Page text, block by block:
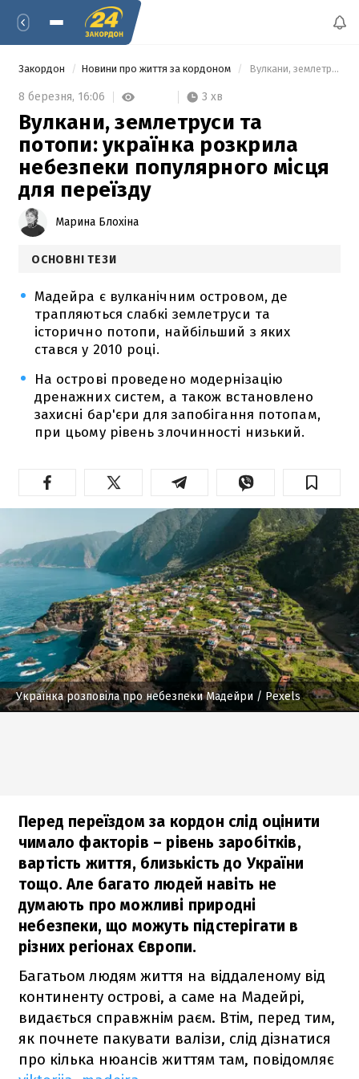
Закордон Новини про життя за кордоном Вулкани, землетруси та потопи: українка розкрила небезпеки популярного місця для переїзду
8 березня, 16:06 3 хв
Вулкани, землетруси та
потопи: українка розкрила
небезпеки популярного місця
для переїзду
Марина Блохіна
ОСНОВНІ ТЕЗИ
Мадейра є вулканічним островом, де
трапляються слабкі землетруси та
історично потопи, найбільший з яких
стався у 2010 році.
На острові проведено модернізацію
дренажних систем, а також встановлено
захисні бар'єри для запобігання потопам,
при цьому рівень злочинності низький.
Українка розповіла про небезпеки Мадейри / Pexels
Перед переїздом за кордон слід оцінити
чимало факторів – рівень заробітків,
вартість життя, близькість до України
тощо. Але багато людей навіть не
думають про можливі природні
небезпеки, що можуть підстерігати в
різних регіонах Європи.
Багатьом людям життя на віддаленому від
континенту острові, а саме на Мадейрі,
видається справжнім раєм. Втім, перед тим,
як почнете пакувати валізи, слід дізнатися
про кілька нюансів життям там, повідомляє